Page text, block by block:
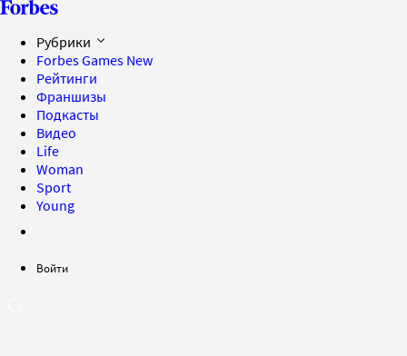
Рубрики
Forbes Games New
Рейтинги
Франшизы
Подкасты
Видео
Life
Woman
Sport
Young
Войти